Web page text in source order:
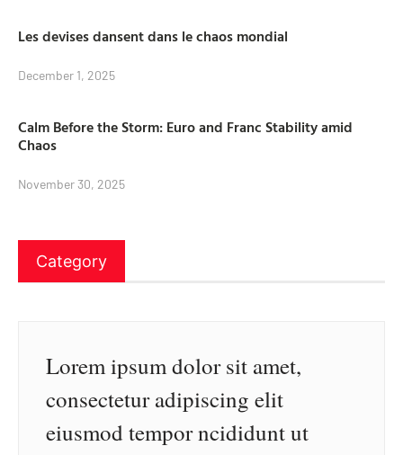
Les devises dansent dans le chaos mondial
December 1, 2025
Calm Before the Storm: Euro and Franc Stability amid
Chaos
November 30, 2025
Category
Lorem ipsum dolor sit amet,
consectetur adipiscing elit
eiusmod tempor ncididunt ut